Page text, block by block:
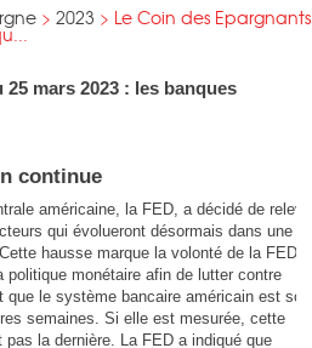
> 2023 > Le Coin des Epargnants
mars 2023 : les banques
continue
américaine, la FED, a décidé de
qui évolueront désormais dans une
hausse marque la volonté de la FED
politique monétaire afin de lutter contre
que le système bancaire américain est
semaines. Si elle est mesurée, cette
pas la dernière. La FED a indiqué que